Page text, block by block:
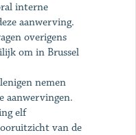
interne
aanwerving.
overigens
om in Brussel
nemen
aanwervingen.
elf
van de